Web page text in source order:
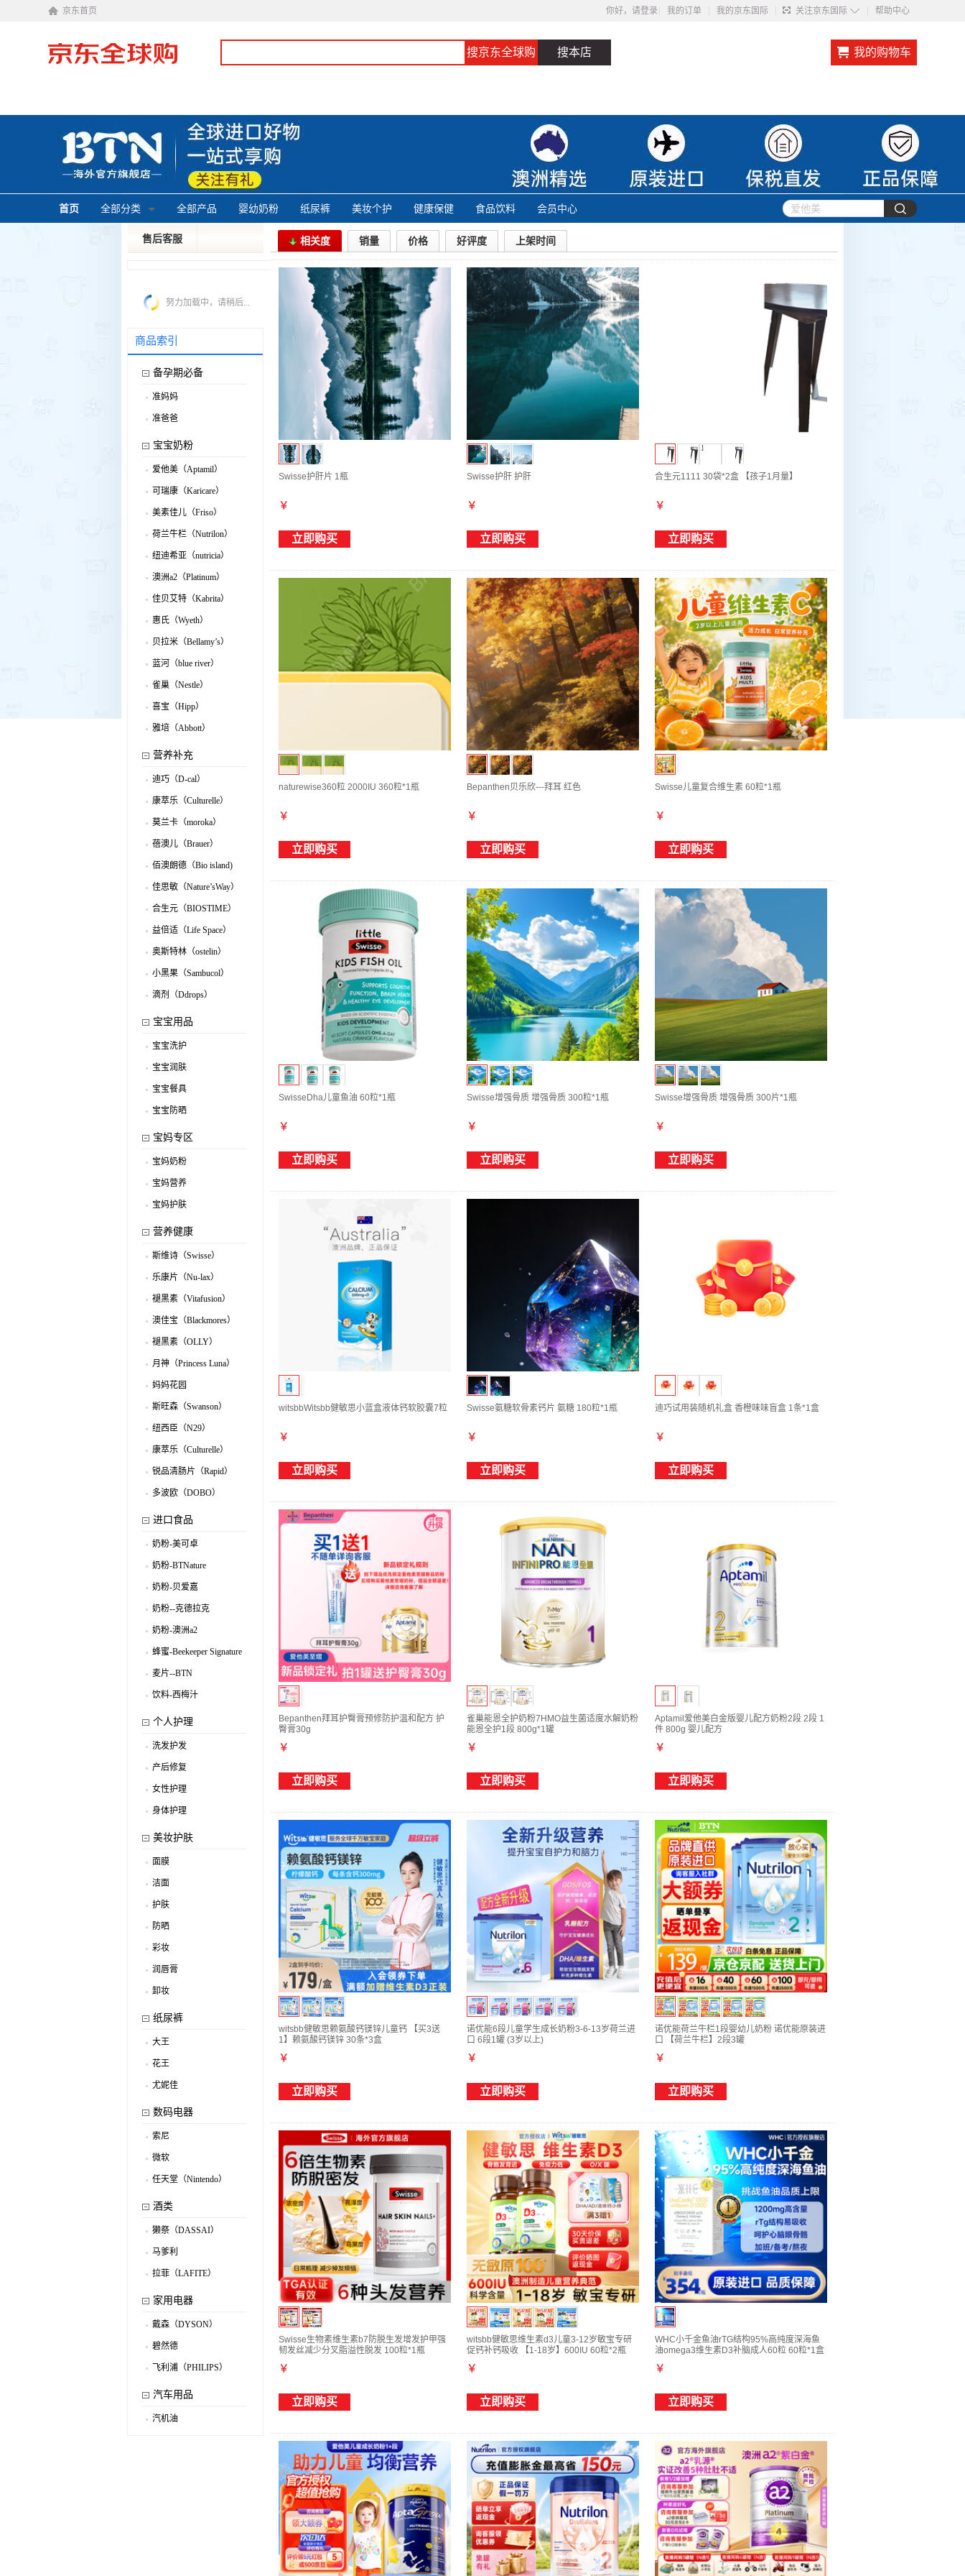
京东首页 你好，请登录 我的订单 我的京东国际 关注京东国际 ◇ 帮助中心
搜京东全球购 搜本店 我的购物车
首页 全部分类 全部产品 婴幼奶粉 纸尿裤 美妆个护 健康保健 食品饮料 会员中心
售后客服
努力加载中，请稍后...
商品索引
备孕期必备
准妈妈
准爸爸
宝宝奶粉
爱他美（Aptamil）
可瑞康（Karicare）
美素佳儿（Friso）
荷兰牛栏（Nutrilon）
纽迪希亚（nutricia）
澳洲a2（Platinum）
佳贝艾特（Kabrita）
惠氏（Wyeth）
贝拉米（Bellamy’s）
蓝河（blue river）
雀巢（Nestle）
喜宝（Hipp）
雅培（Abbott）
营养补充
迪巧（D-cal）
康萃乐（Culturelle）
莫兰卡（moroka）
蓓澳儿（Brauer）
佰澳朗德（Bio island)
佳思敏（Nature’sWay）
合生元（BIOSTIME）
益倍适（Life Space）
奥斯特林（ostelin）
小黑果（Sambucol）
滴剂（Ddrops）
宝宝用品
宝宝洗护
宝宝润肤
宝宝餐具
宝宝防晒
宝妈专区
宝妈奶粉
宝妈营养
宝妈护肤
营养健康
斯维诗（Swisse）
乐康片（Nu-lax）
褪黑素（Vitafusion）
澳佳宝（Blackmores）
褪黑素（OLLY）
月神（Princess Luna）
妈妈花园
（MomsGarden）
斯旺森（Swanson）
纽西臣（N29）
康萃乐（Culturelle）
锐品清肠片（Rapid）
多波欧（DOBO）
进口食品
奶粉-美可卓
奶粉-BTNature
奶粉-贝爱嘉
奶粉--克德拉克
奶粉-澳洲a2
蜂蜜-Beekeeper Signature
麦片--BTN
饮料-西梅汁
个人护理
洗发护发
产后修复
女性护理
身体护理
美妆护肤
面膜
洁面
护肤
防晒
彩妆
润唇膏
卸妆
纸尿裤
大王
花王
尤妮佳
数码电器
索尼
微软
任天堂（Nintendo）
酒类
獭祭（DASSAI）
马爹利
拉菲（LAFITE）
家用电器
戴森（DYSON）
碧然德
飞利浦（PHILIPS）
汽车用品
汽机油
相关度 销量 价格 好评度 上架时间
Swisse护肝片 1瓶
￥
立即购买
Swisse护肝 护肝
￥
立即购买
合生元1111 30袋*2盒 【孩子1月量】
￥
立即购买
naturewise360粒 2000IU 360粒*1瓶
￥
立即购买
Bepanthen贝乐欣---拜耳 红色
￥
立即购买
Swisse儿童复合维生素 60粒*1瓶
￥
立即购买
SwisseDha儿童鱼油 60粒*1瓶
￥
立即购买
Swisse增强骨质 增强骨质 300粒*1瓶
￥
立即购买
Swisse增强骨质 增强骨质 300片*1瓶
￥
立即购买
witsbbWitsbb健敏思小蓝盒液体钙软胶囊7粒
￥
立即购买
Swisse氨糖软骨素钙片 氨糖 180粒*1瓶
￥
立即购买
迪巧试用装随机礼盒 香橙味味盲盒 1条*1盒
￥
立即购买
Bepanthen拜耳护臀膏预修防护温和配方 护
臀膏30g
￥
立即购买
雀巢能恩全护奶粉7HMO益生菌适度水解奶粉
能恩全护1段 800g*1罐
￥
立即购买
Aptamil爱他美白金版婴儿配方奶粉2段 2段 1
件 800g 婴儿配方
￥
立即购买
witsbb健敏思赖氨酸钙镁锌儿童钙 【买3送
1】赖氨酸钙镁锌 30条*3盒
￥
立即购买
诺优能6段儿童学生成长奶粉3-6-13岁荷兰进
口 6段1罐 (3岁以上)
￥
立即购买
诺优能荷兰牛栏1段婴幼儿奶粉 诺优能原装进
口 【荷兰牛栏】2段3罐
￥
立即购买
Swisse生物素维生素b7防脱生发增发护甲强
韧发丝减少分叉脂溢性脱发 100粒*1瓶
￥
立即购买
witsbb健敏思维生素d3儿童3-12岁敏宝专研
促钙补钙吸收 【1-18岁】600IU 60粒*2瓶
￥
立即购买
WHC小千金鱼油rTG结构95%高纯度深海鱼
油omega3维生素D3补脑成人60粒 60粒*1盒
￥
立即购买